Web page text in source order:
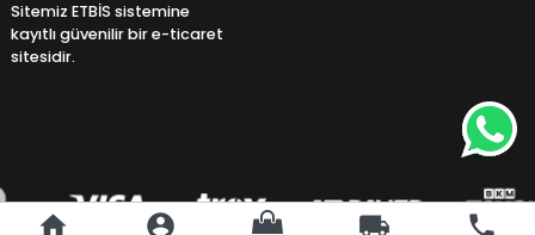
home account_circle local_shipping phone
Sitemiz ETBİS sistemine
kayıtlı güvenilir bir e-ticaret
sitesidir.